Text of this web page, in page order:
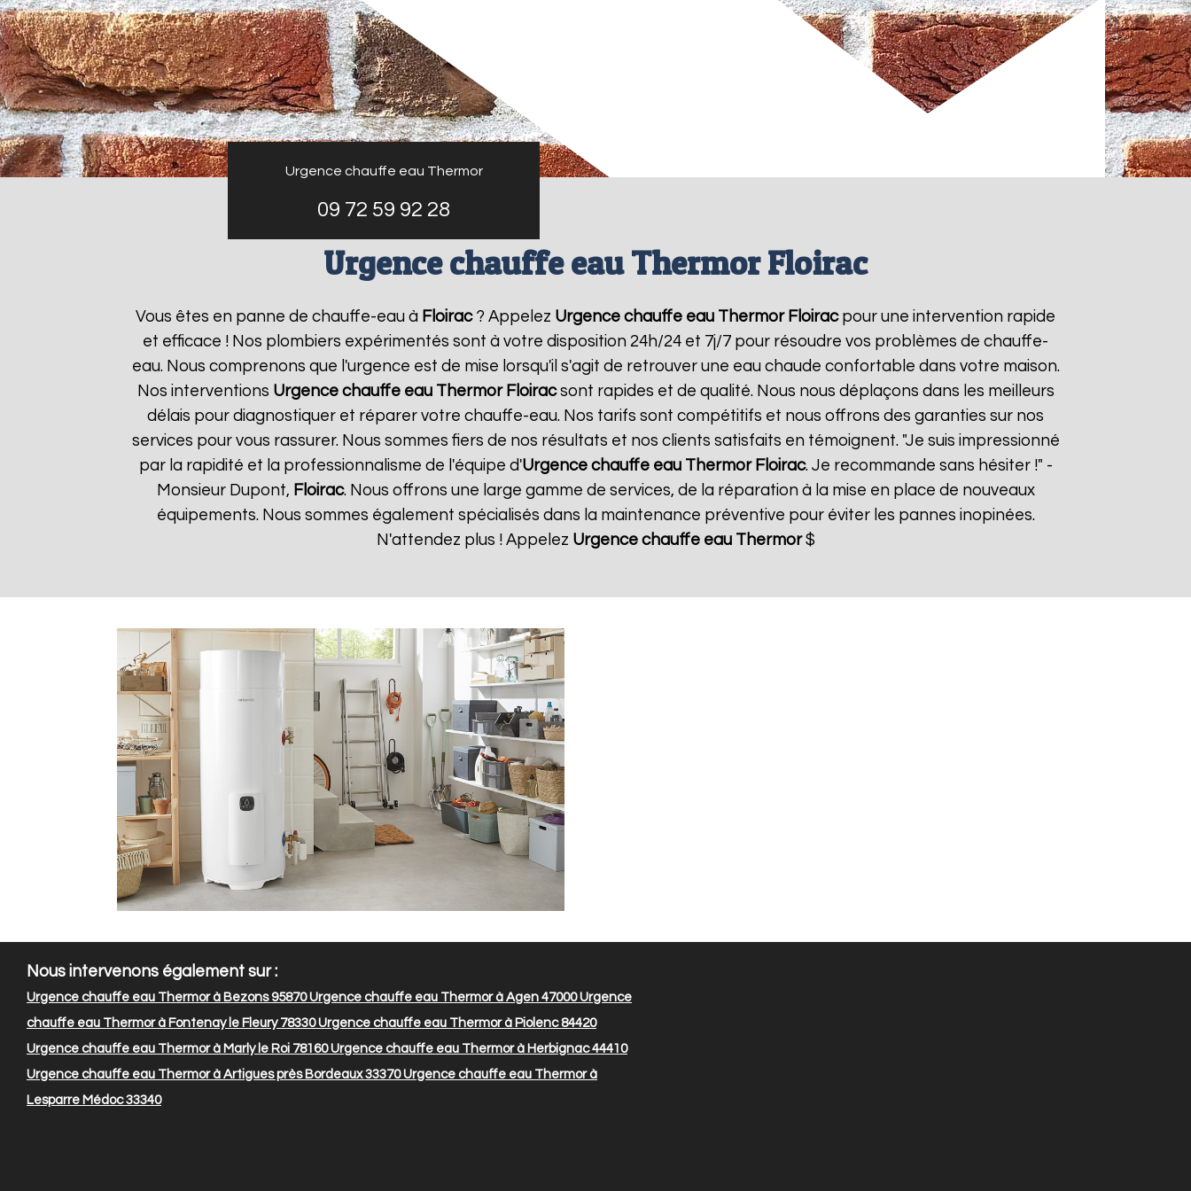
Urgence chauffe eau Thermor
09 72 59 92 28
Urgence chauffe eau Thermor Floirac
Vous êtes en panne de chauffe-eau à Floirac? Appelez Urgence chauffe eau Thermor Floiracpour une intervention rapide
et efficace ! Nos plombiers expérimentés sont à votre disposition 24h/24 et 7j/7 pour résoudre vos problèmes de chauffe-
eau. Nous comprenons que l'urgence est de mise lorsqu'il s'agit de retrouver une eau chaude confortable dans votre maison.
Nos interventions Urgence chauffe eau Thermor Floiracsont rapides et de qualité. Nous nous déplaçons dans les meilleurs
délais pour diagnostiquer et réparer votre chauffe-eau. Nos tarifs sont compétitifs et nous offrons des garanties sur nos
services pour vous rassurer. Nous sommes fiers de nos résultats et nos clients satisfaits en témoignent. "Je suis impressionné
par la rapidité et la professionnalisme de l'équipe d'Urgence chauffe eau Thermor Floirac. Je recommande sans hésiter !" -
Monsieur Dupont, Floirac. Nous offrons une large gamme de services, de la réparation à la mise en place de nouveaux
équipements. Nous sommes également spécialisés dans la maintenance préventive pour éviter les pannes inopinées.
N'attendez plus ! Appelez Urgence chauffe eau Thermor$
Nous intervenons également sur :
Urgence chauffe eau Thermor à Bezons 95870Urgence chauffe eau Thermor à Agen 47000Urgence
chauffe eau Thermor à Fontenay le Fleury 78330Urgence chauffe eau Thermor à Piolenc 84420
Urgence chauffe eau Thermor à Marly le Roi 78160Urgence chauffe eau Thermor à Herbignac 44410
Urgence chauffe eau Thermor à Artigues près Bordeaux 33370Urgence chauffe eau Thermor à
Lesparre Médoc 33340